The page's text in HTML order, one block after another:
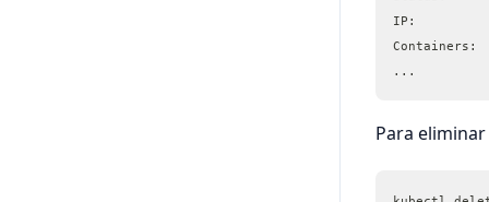
IP:
Containers:
...
Para